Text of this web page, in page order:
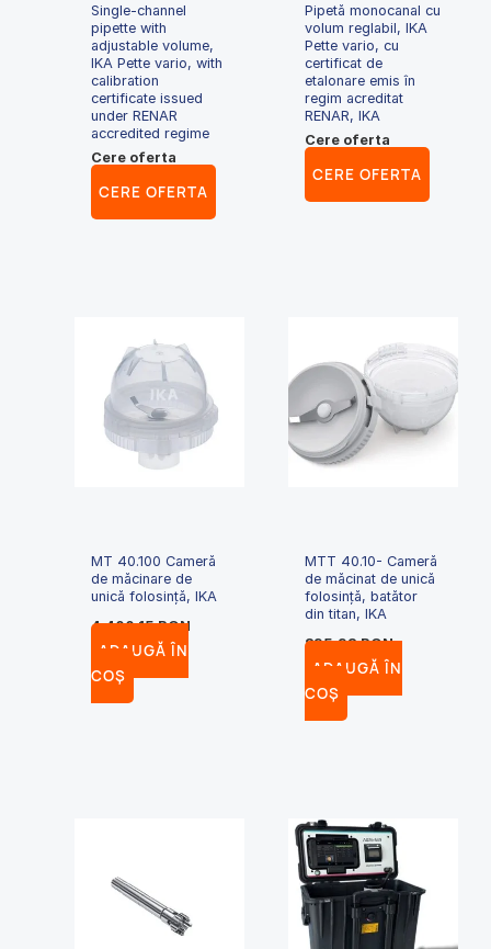
Single-channel
pipette with
adjustable volume,
IKA Pette vario, with
calibration
certificate issued
under RENAR
accredited regime
Cere oferta
CERE OFERTA
Pipetă monocanal cu
volum reglabil, IKA
Pette vario, cu
certificat de
etalonare emis în
regim acreditat
RENAR, IKA
Cere oferta
CERE OFERTA
MT 40.100 Cameră
de măcinare de
unică folosință, IKA
4,400.15RON
ADAUGĂ ÎN
COȘ
MTT 40.10- Cameră
de măcinat de unică
folosință, batător
din titan, IKA
895.93RON
ADAUGĂ ÎN
COȘ